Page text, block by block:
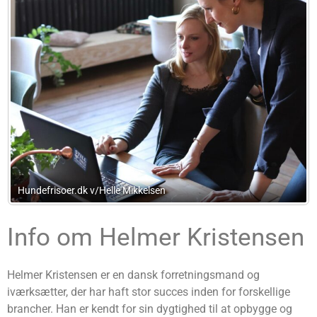
Mikkelsen Advokatkontoret
Info om Helmer Kristensen
Helmer Kristensen er en dansk forretningsmand og
iværksætter, der har haft stor succes inden for forskellige
brancher. Han er kendt for sin dygtighed til at opbygge og